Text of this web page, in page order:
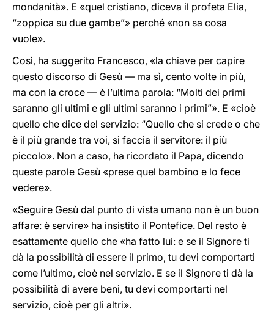
mondanità». E «quel cristiano, diceva il profeta Elia,
“zoppica su due gambe”» perché «non sa cosa
vuole».
Così, ha suggerito Francesco, «la chiave per capire
questo discorso di Gesù — ma sì, cento volte in più,
ma con la croce — è l’ultima parola: “Molti dei primi
saranno gli ultimi e gli ultimi saranno i primi”». E «cioè
quello che dice del servizio: “Quello che si crede o che
è il più grande tra voi, si faccia il servitore: il più
piccolo». Non a caso, ha ricordato il Papa, dicendo
queste parole Gesù «prese quel bambino e lo fece
vedere».
«Seguire Gesù dal punto di vista umano non è un buon
affare: è servire» ha insistito il Pontefice. Del resto è
esattamente quello che «ha fatto lui: e se il Signore ti
dà la possibilità di essere il primo, tu devi comportarti
come l’ultimo, cioè nel servizio. E se il Signore ti dà la
possibilità di avere beni, tu devi comportarti nel
servizio, cioè per gli altri».